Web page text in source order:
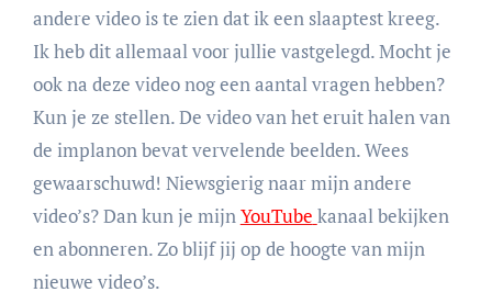
andere video is te zien dat ik een slaaptest kreeg.
Ik heb dit allemaal voor jullie vastgelegd. Mocht je
ook na deze video nog een aantal vragen hebben?
Kun je ze stellen. De video van het eruit halen van
de implanon bevat vervelende beelden. Wees
gewaarschuwd! Niewsgierig naar mijn andere
video’s? Dan kun je mijnYouTube kanaal bekijken
en abonneren. Zo blijf jij op de hoogte van mijn
nieuwe video’s.